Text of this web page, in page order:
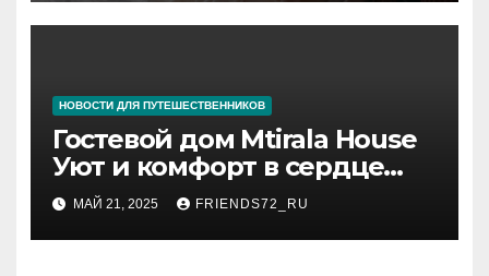
НОВОСТИ ДЛЯ ПУТЕШЕСТВЕННИКОВ
Гостевой дом Mtirala House
Уют и комфорт в сердце
Чакви
МАЙ 21, 2025 FRIENDS72_RU